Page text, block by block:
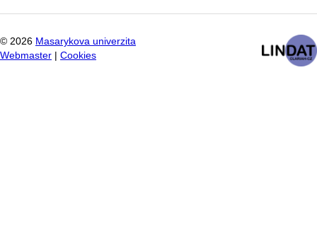
© 2026 Masarykova univerzita
Webmaster
Cookies